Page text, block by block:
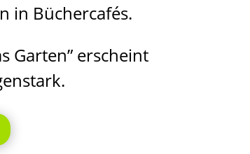
in Büchercafés.
Garten” erscheint